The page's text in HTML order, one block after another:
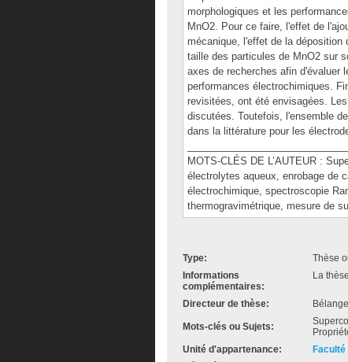
morphologiques et les
MnO2. Pour ce faire, l'effet de
mécanique, l'effet de la
taille des particules de MnO2 sur
axes de recherches afin d'évaluer
performances électrochimiques.
revisitées, ont été envisagées.
discutées. Toutefois, l'ensemble
dans la littérature pour les
MOTS-CLÉS DE L’AUTEUR :
électrolytes aqueux, enrobage de
électrochimique, spectroscopie
thermogravimétrique, mesure de
Type:
Thèse
Informations
complémentaires:
La
Directeur de thèse:
Mots-clés ou Sujets:
Unité d'appartenance: